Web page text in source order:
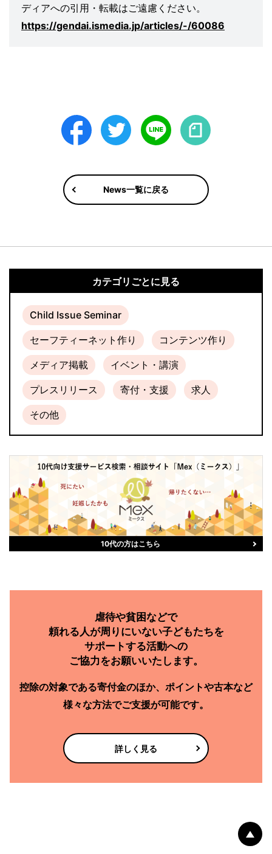
ディアへの引用・転載はご遠慮ください。
https://gendai.ismedia.jp/articles/-/60086
FacebookTwitter LINE note
News一覧に戻る
カテゴリごとに見る
Child Issue Seminar
セーフティーネット作り コンテンツ作り
メディア掲載 イベント・講演
プレスリリース 寄付・支援 求人
その他
10代の方はこちら
虐待や貧困などで
頼れる人が周りにいない子どもたちを
サポートする活動への
ご協力をお願いいたします。
控除の対象である寄付金のほか、 ポイントや古本など
様々な方法でご支援が可能です。
詳しく見る
ペ